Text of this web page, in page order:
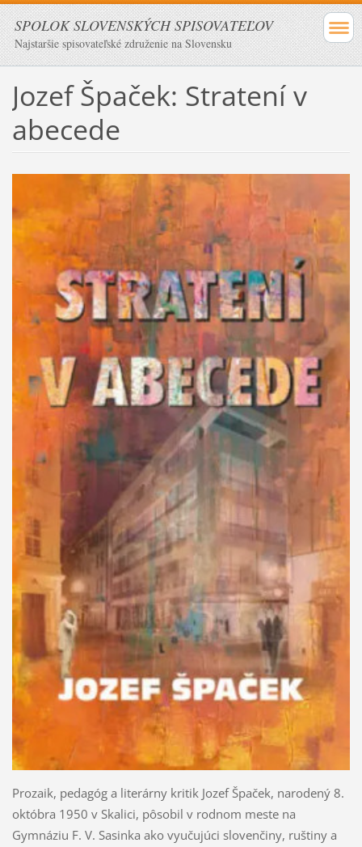
SPOLOK SLOVENSKÝCH SPISOVATEĽOV
Najstaršie spisovateľské združenie na Slovensku
Jozef Špaček: Stratení v
abecede
Prozaik, pedagóg a literárny kritik Jozef Špaček, narodený 8.
októbra 1950 v Skalici, pôsobil v rodnom meste na
Gymnáziu F. V. Sasinka ako vyučujúci slovenčiny, ruštiny a